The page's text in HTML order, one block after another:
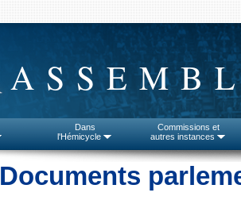
Dans
l'Hémicycle
Commissions et
autres instances
Documents